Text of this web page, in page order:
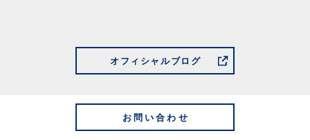
オフィシャルブログ
お問い合わせ